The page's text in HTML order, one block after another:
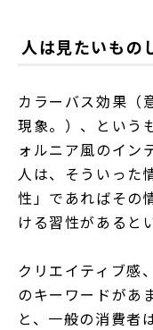
人は見たいもの
カラーバス効果（
現象。）、という
ォルニア風のイン
人は、そういった
性」であればその
ける習性があると
クリエイティブ感
のキーワードがあ
と、一般の消費者